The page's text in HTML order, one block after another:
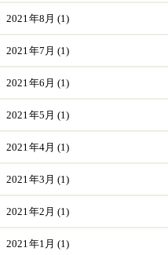
2021年8月 (1)
2021年7月 (1)
2021年6月 (1)
2021年5月 (1)
2021年4月 (1)
2021年3月 (1)
2021年2月 (1)
2021年1月 (1)